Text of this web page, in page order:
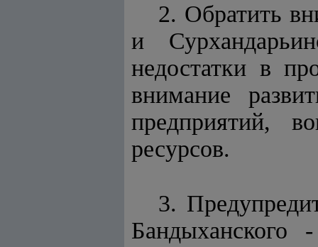
2. Обратить
и
недостатки в
внимание
предприятий,
ресурсов.
3.